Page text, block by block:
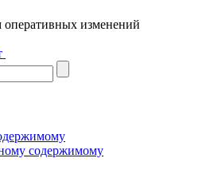
оперативных изменений
содержимому